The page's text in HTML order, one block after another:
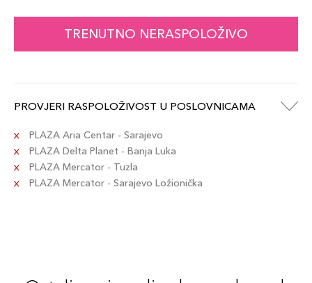
TRENUTNO NERASPOLOŽIVO
PROVJERI RASPOLOŽIVOST U POSLOVNICAMA
PLAZA Aria Centar - Sarajevo
PLAZA Delta Planet - Banja Luka
PLAZA Mercator - Tuzla
PLAZA Mercator - Sarajevo Ložionička